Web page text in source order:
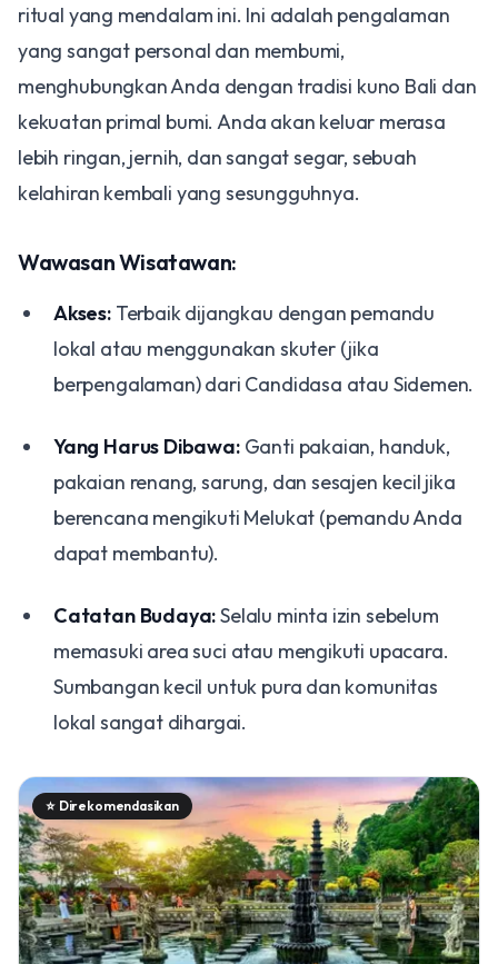
ritual yang mendalam ini. Ini adalah pengalaman
yang sangat personal dan membumi,
menghubungkan Anda dengan tradisi kuno Bali dan
kekuatan primal bumi. Anda akan keluar merasa
lebih ringan, jernih, dan sangat segar, sebuah
kelahiran kembali yang sesungguhnya.
Wawasan Wisatawan:
Akses:Terbaik dijangkau dengan pemandu
lokal atau menggunakan skuter (jika
berpengalaman) dari Candidasa atau Sidemen.
Yang Harus Dibawa:Ganti pakaian, handuk,
pakaian renang, sarung, dan sesajen kecil jika
berencana mengikuti Melukat (pemandu Anda
dapat membantu).
Catatan Budaya:Selalu minta izin sebelum
memasuki area suci atau mengikuti upacara.
Sumbangan kecil untuk pura dan komunitas
lokal sangat dihargai.
⭐ Direkomendasikan